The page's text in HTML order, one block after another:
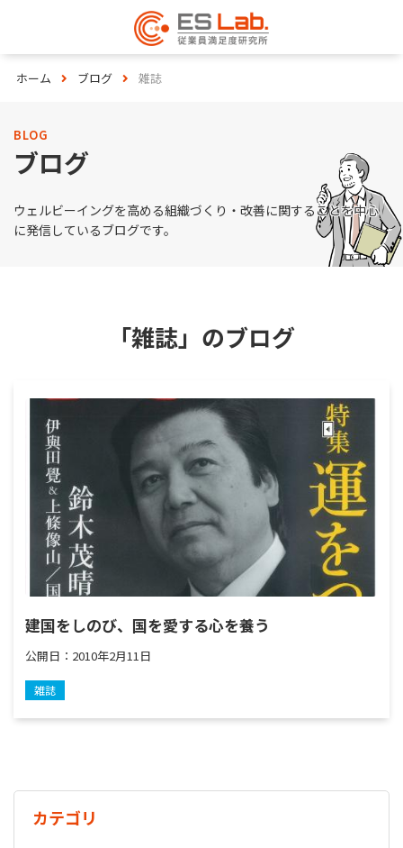
ホーム ブログ 雑誌
BLOG
ブログ
ウェルビーイングを高める組織づくり・改善に関することを中心
に発信しているブログです。
「雑誌」のブログ
建国をしのび、国を愛する心を養う
公開日： 2010年2月11日
雑誌
カテゴリ